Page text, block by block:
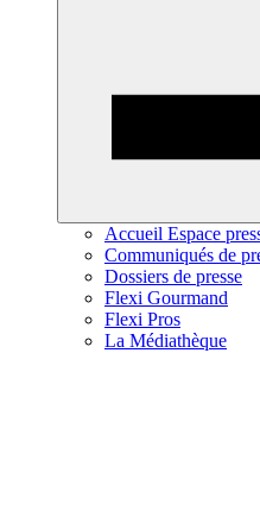
Accueil Espace
Communiqués de
Dossiers de presse
Flexi Gourmand
Flexi Pros
La Médiathèque